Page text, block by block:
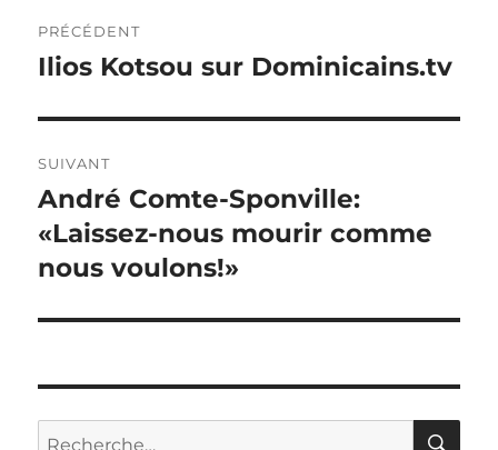
de
PRÉCÉDENT
Article
Ilios Kotsou sur Dominicains.tv
SUIVANT
Article
suivant :
André Comte-Sponville:
«Laissez-nous mourir comme
nous voulons!»
Recherche